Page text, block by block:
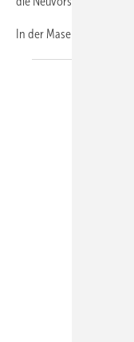
In der Maserung